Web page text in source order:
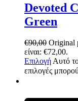
Devoted
Green
€90,00 Original
είναι: €72,00.
ΕπιλογήΑυτό
επιλογές